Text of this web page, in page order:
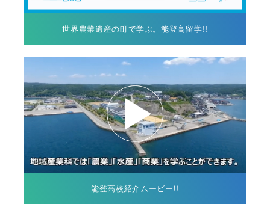
世界農業遺産の町で学ぶ。能登高留学!!
能登高校紹介ムービー!!